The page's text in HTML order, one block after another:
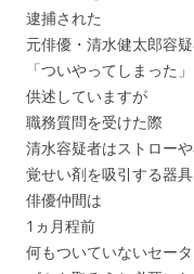
逮捕された
元俳優・清水健太郎容
「ついやってしまった
供述していますが
職務質問を受けた際
清水容疑者はストロー
覚せい剤を吸引する器
俳優仲間は
1ヵ月程前
何もついていないセー